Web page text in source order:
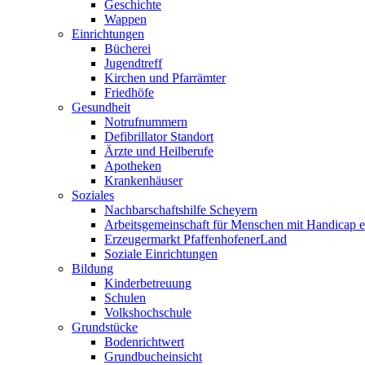
Geschichte
Wappen
Einrichtungen
Bücherei
Jugendtreff
Kirchen und Pfarrämter
Friedhöfe
Gesundheit
Notrufnummern
Defibrillator Standort
Ärzte und Heilberufe
Apotheken
Krankenhäuser
Soziales
Nachbarschaftshilfe Scheyern
Arbeitsgemeinschaft für Menschen mit Handicap
Erzeugermarkt PfaffenhofenerLand
Soziale Einrichtungen
Bildung
Kinderbetreuung
Schulen
Volkshochschule
Grundstücke
Bodenrichtwert
Grundbucheinsicht